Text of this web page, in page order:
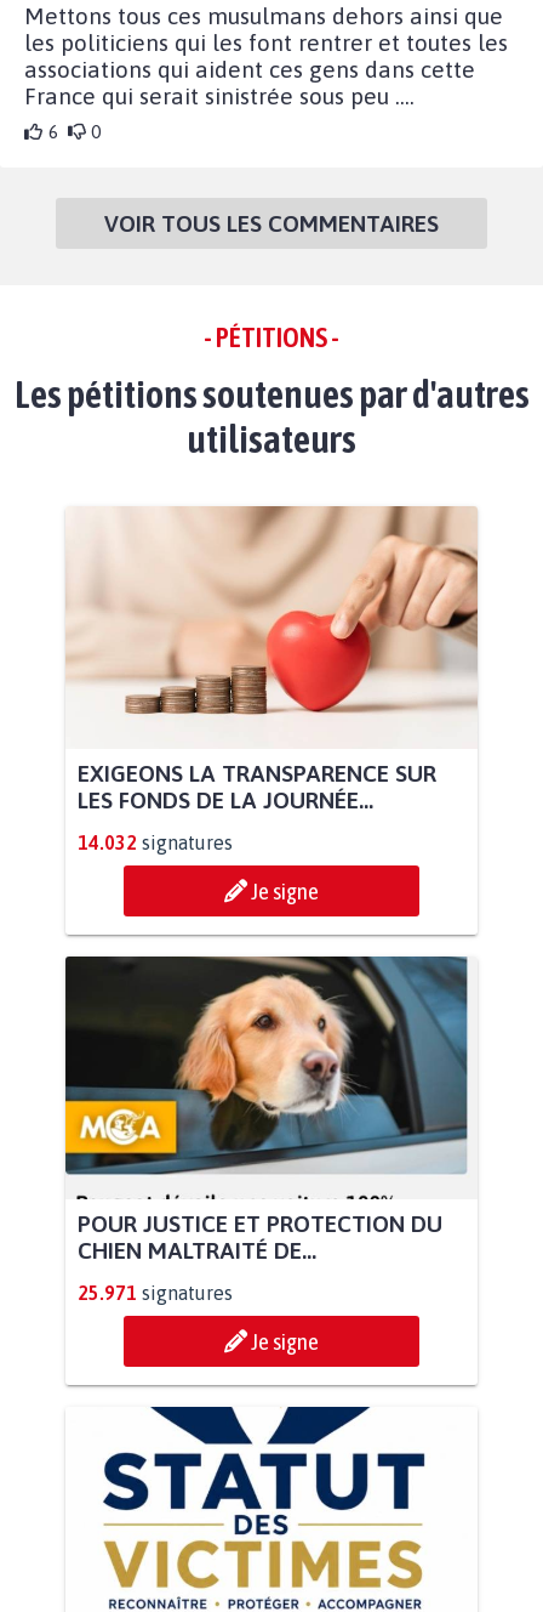
Mettons tous ces musulmans dehors ainsi que
les politiciens qui les font rentrer et toutes les
associations qui aident ces gens dans cette
France qui serait sinistrée sous peu ....
6 0
VOIR TOUS LES COMMENTAIRES
- PÉTITIONS -
Les pétitions soutenues par d'autres
utilisateurs
EXIGEONS LA TRANSPARENCE SUR
LES FONDS DE LA JOURNÉE...
14.032 signatures
Je signe
POUR JUSTICE ET PROTECTION DU
CHIEN MALTRAITÉ DE...
25.971 signatures
Je signe